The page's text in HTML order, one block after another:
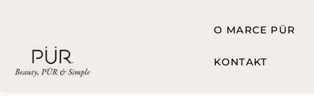
O MARCE PÜR
KONTAKT